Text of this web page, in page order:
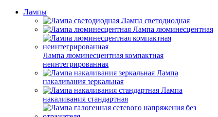
Лампы
Лампа светодиодная
Лампа люминесцентная
Лампа люминесцентная компактная
неинтегрированная
Лампа
накаливания зеркальная
Лампа
накаливания стандартная